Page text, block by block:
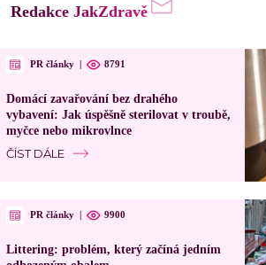
Redakce JakZdravě
PR články | 8791
Domácí zavařování bez drahého
vybavení: Jak úspěšně sterilovat v troubě,
myčce nebo mikrovlnce
ČÍST DÁLE
PR články | 9900
Littering: problém, který začíná jedním